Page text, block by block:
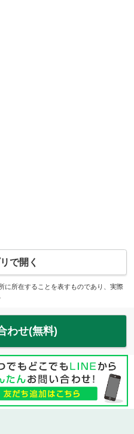
で開く
所在することを表すものであり、実際
わせ(無料)